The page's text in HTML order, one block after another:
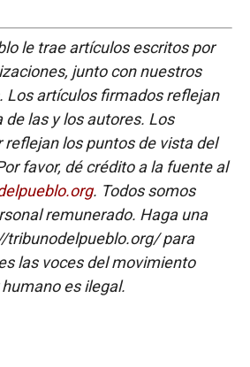
le trae artículos escritos por
junto con nuestros
Los artículos firmados reflejan
las y los autores. Los
los puntos de vista del
favor, dé crédito a la fuente al
. Todos somos
remunerado. Haga una
tribunodelpueblo.org/ para
las voces del movimiento
es ilegal.